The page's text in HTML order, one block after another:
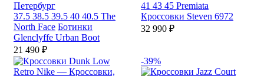
37.5 38.5 39.5 40 40.5 The
North Face Ботинки
Glenclyffe Urban Boot
21 490 ₽
41 43 45 Premiata
Кроссовки Steven 6972
32 990 ₽
-39%